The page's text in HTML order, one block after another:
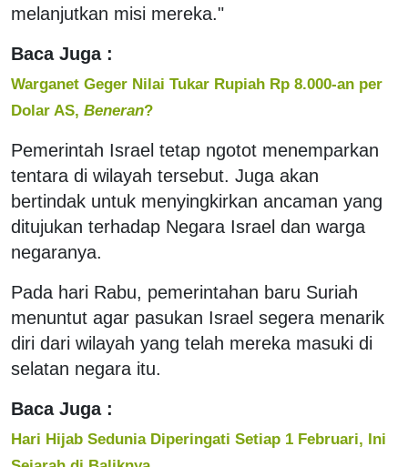
melanjutkan misi mereka."
Baca Juga :
Warganet Geger Nilai Tukar Rupiah Rp 8.000-an per
Dolar AS, Beneran?
Pemerintah Israel tetap ngotot menemparkan
tentara di wilayah tersebut. Juga akan
bertindak untuk menyingkirkan ancaman yang
ditujukan terhadap Negara Israel dan warga
negaranya.
Pada hari Rabu, pemerintahan baru Suriah
menuntut agar pasukan Israel segera menarik
diri dari wilayah yang telah mereka masuki di
selatan negara itu.
Baca Juga :
Hari Hijab Sedunia Diperingati Setiap 1 Februari, Ini